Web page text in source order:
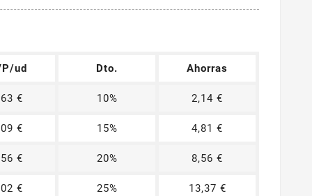
ud Dto. Ahorras
€ 10% 2,14 €
€ 15% 4,81 €
€ 20% 8,56 €
€ 25% 13,37 €